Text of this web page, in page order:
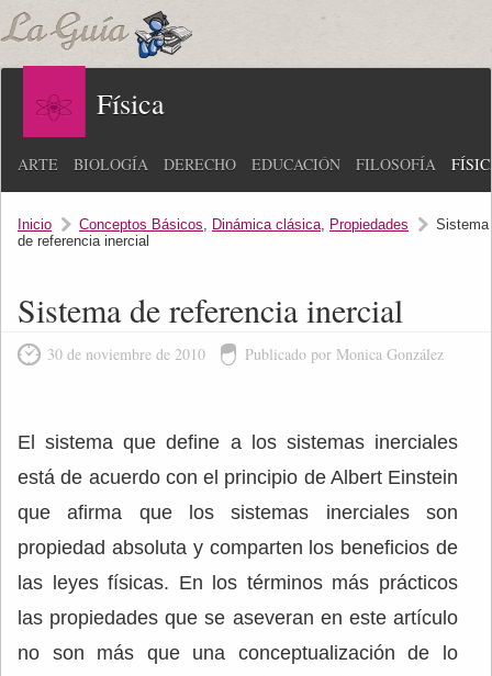
Física
ARTE BIOLOGÍA DERECHO EDUCACIÓN FILOSOFÍA
Inicio Conceptos Básicos, Dinámica clásica, Propiedades
Sistema
de referencia inercial
Sistema de referencia inercial
30 de noviembre de 2010 Publicado por Monica González
El sistema que define a los sistemas inerciales
está de acuerdo con el principio de Albert Einstein
que afirma que los sistemas inerciales son
propiedad absoluta y comparten los beneficios de
las leyes físicas. En los términos más prácticos
las propiedades que se aseveran en este artículo
no son más que una conceptualización de lo